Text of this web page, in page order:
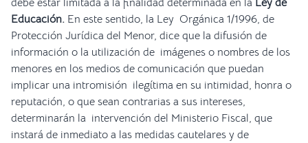
Educación. En este sentido, la Ley Orgánica 1/1996, de
Protección Jurídica del Menor, dice que la difusión de
información o la utilización de imágenes o nombres de los
menores en los medios de comunicación que puedan
implicar una intromisión ilegítima en su intimidad, honra o
reputación, o que sean contrarias a sus intereses,
determinarán la intervención del Ministerio Fiscal, que
instará de inmediato a las medidas cautelares y de